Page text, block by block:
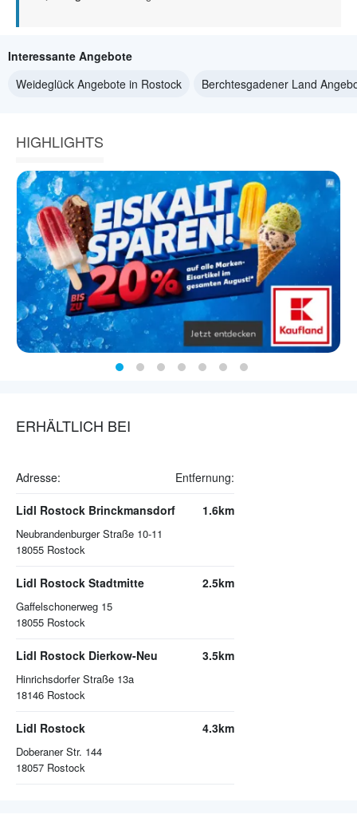
Interessante Angebote
Weideglück Angebote in Rostock
Berchtesgadener Land
HIGHLIGHTS
ERHÄLTLICH BEI
Adresse: Entfernung:
Lidl Rostock Brinckmansdorf
Neubrandenburger Straße 10-11
18055 Rostock
1.6km
Lidl Rostock Stadtmitte
Gaffelschonerweg 15
18055 Rostock
2.5km
Lidl Rostock Dierkow-Neu
Hinrichsdorfer Straße 13a
18146 Rostock
3.5km
Lidl Rostock
Doberaner Str. 144
18057 Rostock
4.3km